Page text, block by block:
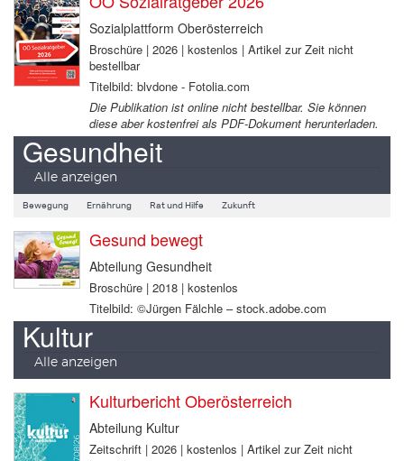
Sozialplattform Oberösterreich
Broschüre | 2026 | kostenlos | Artikel zur Zeit nicht
bestellbar
Titelbild: blvdone - Fotolia.com
Die Publikation ist online nicht bestellbar. Sie können
diese aber kostenfrei als PDF-Dokument herunterladen.
Gesundheit
Alle anzeigen
Bewegung Ernährung Rat und Hilfe Zukunft
Gesund bewegt
Abteilung Gesundheit
Broschüre | 2018 | kostenlos
Titelbild: ©Jürgen Fälchle – stock.adobe.com
Kultur
Alle anzeigen
Kulturbericht Oberösterreich
Abteilung Kultur
Zeitschrift | 2026 | kostenlos | Artikel zur Zeit nicht